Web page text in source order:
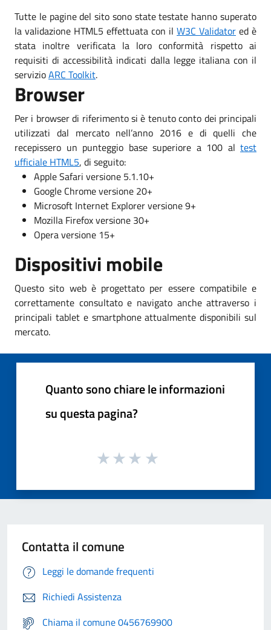
Tutte le pagine del sito sono state testate hanno superato
la validazione HTML5 effettuata con il W3C Validator ed è
stata inoltre verificata la loro conformità rispetto ai
requisiti di accessibilità indicati dalla legge italiana con il
servizioARC Toolkit.
Browser
Per i browser di riferimento si è tenuto conto dei principali
utilizzati dal mercato nell’anno 2016 e di quelli che
recepissero un punteggio base superiore a 100 al test
ufficiale HTML5, di seguito:
Apple Safari versione 5.1.10+
Google Chrome versione 20+
Microsoft Internet Explorer versione 9+
Mozilla Firefox versione 30+
Opera versione 15+
Dispositivi mobile
Questo sito web è progettato per essere compatibile e
correttamente consultato e navigato anche attraverso i
principali tablet e smartphone attualmente disponibili sul
mercato.
Quanto sono chiare le informazioni
su questa pagina?
Contatta il comune
Leggi le domande frequenti
Richiedi Assistenza
Chiama il comune 0456769900